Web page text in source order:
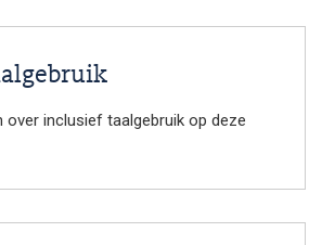
over inclusief taalgebruik op deze